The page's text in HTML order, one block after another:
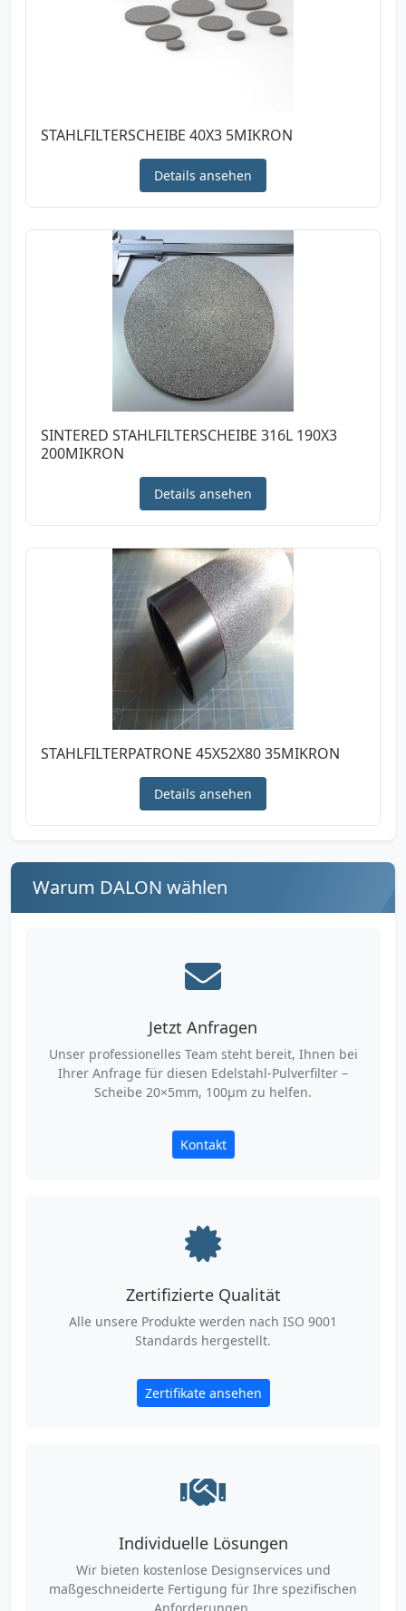
STAHLFILTERSCHEIBE 40X3 5MIKRON
Details ansehen
SINTERED STAHLFILTERSCHEIBE 316L 190X3
200MIKRON
Details ansehen
STAHLFILTERPATRONE 45X52X80 35MIKRON
Details ansehen
Warum DALON wählen
Jetzt Anfragen
Unser professionelles Team steht bereit, Ihnen bei
Ihrer Anfrage für diesen Edelstahl-Pulverfilter –
Scheibe 20×5mm, 100µm zu helfen.
Kontakt
Zertifizierte Qualität
Alle unsere Produkte werden nach ISO 9001
Standards hergestellt.
Zertifikate ansehen
Individuelle Lösungen
Wir bieten kostenlose Designservices und
maßgeschneiderte Fertigung für Ihre spezifischen